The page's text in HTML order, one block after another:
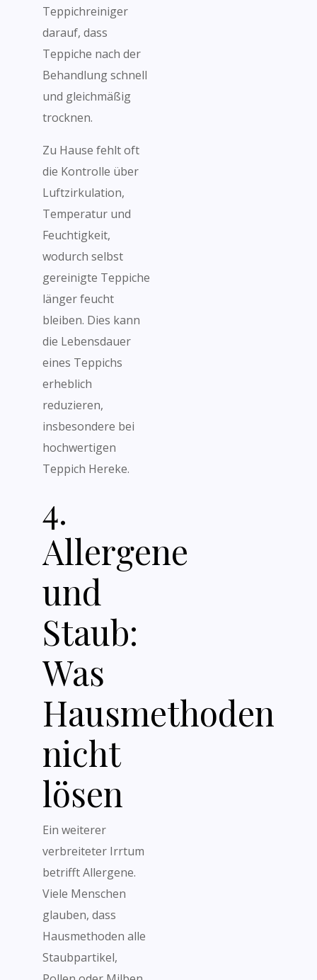
Teppichreiniger
darauf, dass
Teppiche nach der
Behandlung schnell
und gleichmäßig
trocknen.
Zu Hause fehlt oft
die Kontrolle über
Luftzirkulation,
Temperatur und
Feuchtigkeit,
wodurch selbst
gereinigte Teppiche
länger feucht
bleiben. Dies kann
die Lebensdauer
eines Teppichs
erheblich
reduzieren,
insbesondere bei
hochwertigen
Teppich Hereke.
4.
Allergene
und
Staub:
Was
Hausmethoden
nicht
lösen
Ein weiterer
verbreiteter Irrtum
betrifft Allergene.
Viele Menschen
glauben, dass
Hausmethoden alle
Staubpartikel,